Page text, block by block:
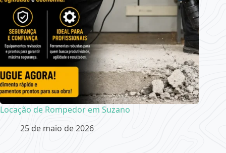
Locação de Rompedor em Suzano
25 de maio de 2026